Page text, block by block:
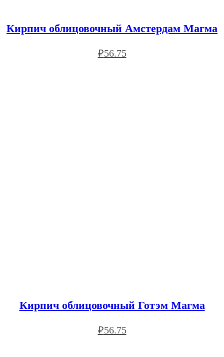
Кирпич облицовочный Амстердам Магма
₽56.75
Кирпич облицовочный Готэм Магма
₽56.75